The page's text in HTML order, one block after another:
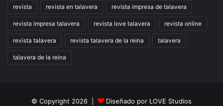
revista revista en talavera revista impresa de talavera
revista impresa talavera revista love talavera revista online
revista talavera revista talavera de la reina talavera
talavera de la reina
© Copyright 2026 | Diseñado por LOVE Studios